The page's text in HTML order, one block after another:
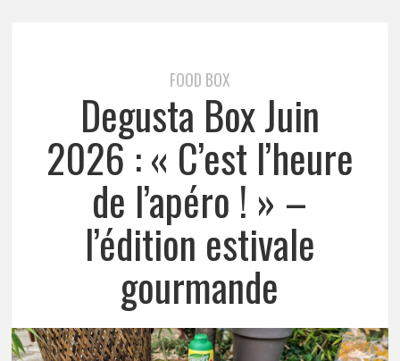
FOOD BOX
Degusta Box Juin
2026 : « C’est l’heure
de l’apéro ! » –
l’édition estivale
gourmande